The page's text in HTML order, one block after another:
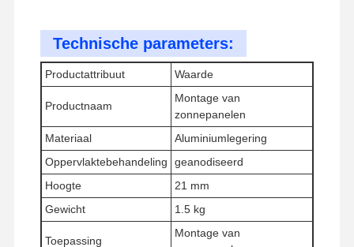
Thuis Producten Video's Over Ons
Technische parameters:
Productattribuut Waarde
Productnaam
Montage van
zonnepanelen
Materiaal
Aluminiumlegering
Oppervlaktebehandeling
geanodiseerd
Hoogte
21 mm
Gewicht
1.5 kg
Toepassing
Montage van